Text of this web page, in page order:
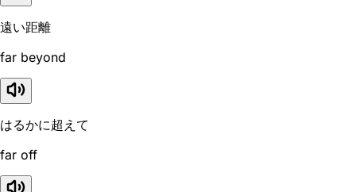
遠い距離
far beyond
はるかに超えて
far off